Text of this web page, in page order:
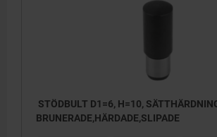
STÖDBULT D1=6, H=10,
BRUNERADE,HÄRDADE,SLIPADE